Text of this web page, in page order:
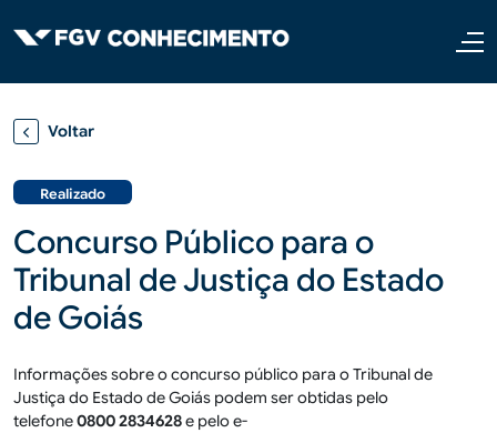
Voltar
Realizado
Concurso Público para o
Tribunal de Justiça do Estado
de Goiás
Informações sobre o concurso público para o Tribunal de
Justiça do Estado de Goiás podem ser obtidas pelo
telefone0800 2834628e pelo e-